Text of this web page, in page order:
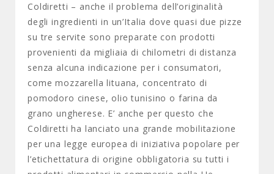
Coldiretti – anche il problema dell’originalità
degli ingredienti in un’Italia dove quasi due pizze
su tre servite sono preparate con prodotti
provenienti da migliaia di chilometri di distanza
senza alcuna indicazione per i consumatori,
come mozzarella lituana, concentrato di
pomodoro cinese, olio tunisino o farina da
grano ungherese. E’ anche per questo che
Coldiretti ha lanciato una grande mobilitazione
per una legge europea di iniziativa popolare per
l’etichettatura di origine obbligatoria su tutti i